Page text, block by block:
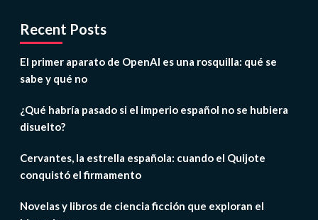
Recent Posts
El primer aparato de OpenAI es una rosquilla: qué se
sabe y qué no
¿Qué habría pasado si el imperio español no se hubiera
disuelto?
Cervantes, la estrella española: cuando el Quijote
conquistó el firmamento
Novelas y libros de ciencia ficción que exploran el